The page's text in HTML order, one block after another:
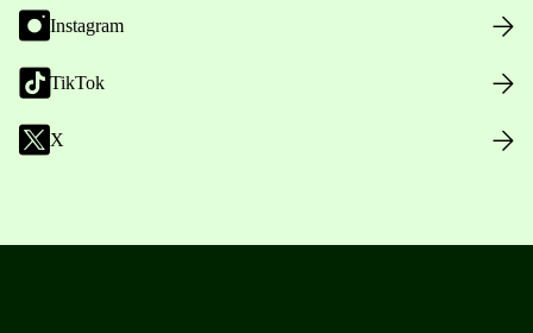
Instagram
TikTok
X